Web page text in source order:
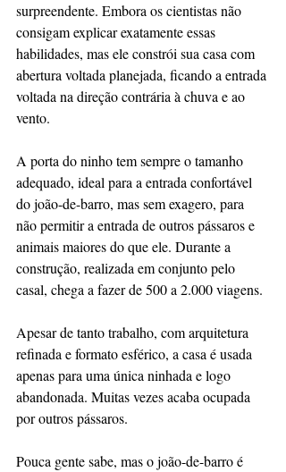
surpreendente. Embora os cientistas não
consigam explicar exatamente essas
habilidades, mas ele constrói sua casa com
abertura voltada planejada, ficando a entrada
voltada na direção contrária à chuva e ao
vento.
A porta do ninho tem sempre o tamanho
adequado, ideal para a entrada confortável
do joão-de-barro, mas sem exagero, para
não permitir a entrada de outros pássaros e
animais maiores do que ele. Durante a
construção, realizada em conjunto pelo
casal, chega a fazer de 500 a 2.000 viagens.
Apesar de tanto trabalho, com arquitetura
refinada e formato esférico, a casa é usada
apenas para uma única ninhada e logo
abandonada. Muitas vezes acaba ocupada
por outros pássaros.
Pouca gente sabe, mas o joão-de-barro é